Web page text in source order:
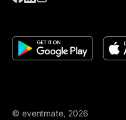
© eventmate, 2026